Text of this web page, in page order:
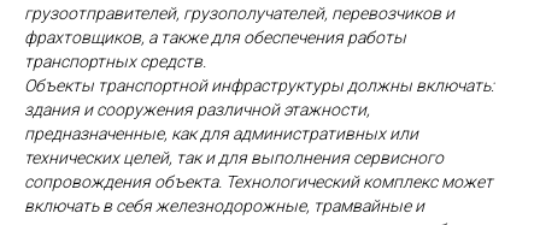
грузоотправителей, грузополучателей, перевозчиков и
фрахтовщиков, а также для обеспечения работы
транспортных средств.
Объекты транспортной инфраструктуры должны включать:
здания и сооружения различной этажности,
предназначенные, как для административных или
технических целей, так и для выполнения сервисного
сопровождения объекта. Технологический комплекс может
включать в себя железнодорожные, трамвайные и